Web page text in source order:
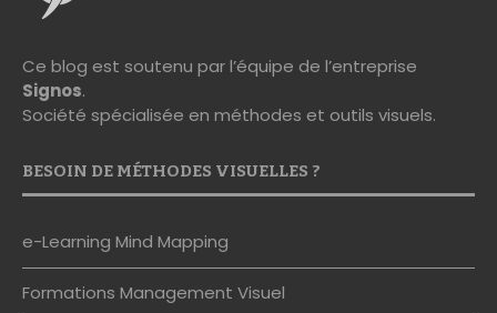
Ce blog est soutenu par l’équipe de l’entreprise
Signos.
Société spécialisée en méthodes et outils visuels.
BESOIN DE MÉTHODES VISUELLES ?
e-Learning Mind Mapping
Formations Management Visuel